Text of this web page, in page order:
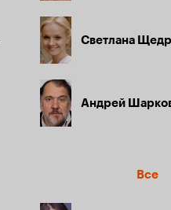
Светлана
Андрей
Все